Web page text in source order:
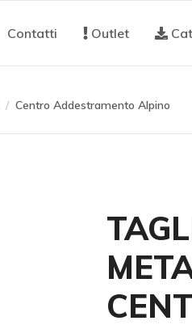
Contatti Outlet
Centro Addestramento Alpino